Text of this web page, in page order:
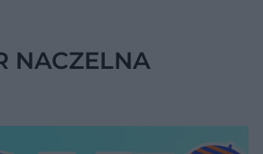
NACZELNA